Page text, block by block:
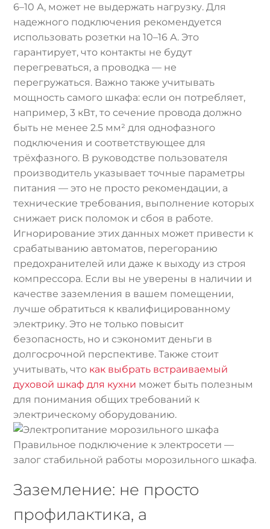
6–10 А, может не выдержать нагрузку. Для
надежного подключения рекомендуется
использовать розетки на 10–16 А. Это
гарантирует, что контакты не будут
перегреваться, а проводка — не
перегружаться. Важно также учитывать
мощность самого шкафа: если он потребляет,
например, 3 кВт, то сечение провода должно
быть не менее 2.5 мм² для однофазного
подключения и соответствующее для
трёхфазного. В руководстве пользователя
производитель указывает точные параметры
питания — это не просто рекомендации, а
технические требования, выполнение которых
снижает риск поломок и сбоя в работе.
Игнорирование этих данных может привести к
срабатыванию автоматов, перегоранию
предохранителей или даже к выходу из строя
компрессора. Если вы не уверены в наличии и
качестве заземления в вашем помещении,
лучше обратиться к квалифицированному
электрику. Это не только повысит
безопасность, но и сэкономит деньги в
долгосрочной перспективе. Также стоит
учитывать, что как выбрать встраиваемый
духовой шкаф для кухни может быть полезным
для понимания общих требований к
электрическому оборудованию.
Правильное подключение к электросети —
залог стабильной работы морозильного шкафа.
Заземление: не просто
профилактика, а